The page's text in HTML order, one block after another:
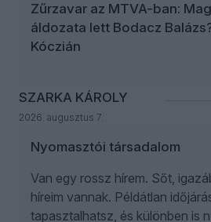
Zűrzavar az MTVA-ban:
áldozata lett Bodacz
Kóczián
SZARKA KÁROLY
2026. augusztus 7.
Nyomasztói társadalom
Van egy rossz hírem. Sőt,
híreim vannak. Példátlan
tapasztalhatsz, és különben is